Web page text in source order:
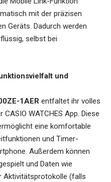
mit der präzisen
Geräts. Dadurch werden
selbst bei
und
1AER entfaltet ihr volles
WATCHES App. Diese
eine komfortable
und Timer-
Außerdem können
und Daten wie
Aktivitätsprotokolle (falls